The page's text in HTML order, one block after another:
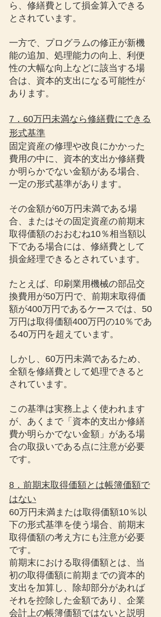
ら、修繕費として損金算入できる
とされています。
一方で、プログラムの修正が新機
能の追加、処理能力の向上、利便
性の大幅な向上などに該当する場
合は、資本的支出になる可能性が
あります。
7．60万円未満なら修繕費にできる
形式基準
固定資産の修理や改良にかかった
費用の中に、資本的支出か修繕費
か明らかでない金額がある場合、
一定の形式基準があります。
その金額が60万円未満である場
合、またはその固定資産の前期末
取得価額のおおむね10％相当額以
下である場合には、修繕費として
損金経理できるとされています。
たとえば、印刷業用機械の部品交
換費用が50万円で、前期末取得価
額が400万円であるケースでは、50
万円は取得価額400万円の10％であ
る40万円を超えています。
しかし、60万円未満であるため、
全額を修繕費として処理できると
されています。
この基準は実務上よく使われます
が、あくまで「資本的支出か修繕
費か明らかでない金額」がある場
合の取扱いである点に注意が必要
です。
8．前期末取得価額とは帳簿価額で
はない
60万円未満または取得価額10％以
下の形式基準を使う場合、前期末
取得価額の考え方にも注意が必要
です。
前期末における取得価額とは、当
初の取得価額に前期までの資本的
支出を加算し、除却部分があれば
それを控除した金額であり、企業
会計上の帳簿価額ではないと説明